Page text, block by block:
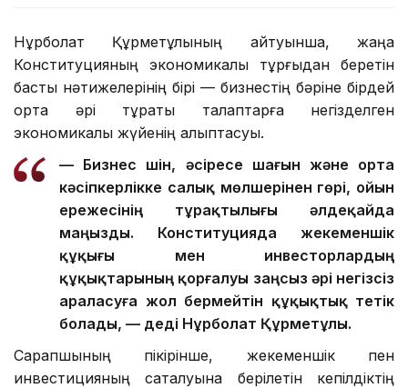
Нұрболат Құрметұлының айтуынша, жаңа
Конституцияның экономикалық тұрғыдан беретін
басты нәтижелерінің бірі — бизнестің бәріне бірдей
ортақ әрі тұрақты талаптарға негізделген
экономикалық жүйенің қалыптасуы.
— Бизнес үшін, әсіресе шағын және орта
кәсіпкерлікке салық мөлшерінен гөрі, ойын
ережесінің тұрақтылығы әлдеқайда
маңызды. Конституцияда жекеменшік
құқығы мен инвесторлардың
құқықтарының қорғалуы заңсыз әрі негізсіз
араласуға жол бермейтін құқықтық тетік
болады, — деді Нұрболат Құрметұлы.
Сарапшының пікірінше, жекеменшік пен
инвестицияның сақталуына берілетін кепілдіктің